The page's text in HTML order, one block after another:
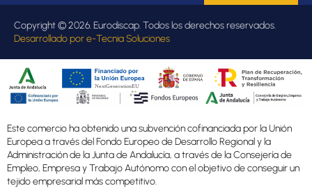
Copyright © 2026. Eurodiscap. Todos los derechos reservados.
Desarrollado pore-Tecnia Soluciones
Este comercio ha obtenido una subvención cofinanciada por la Unión
Europea a través del Fondo Europeo de Desarrollo Regional y la
Administración de la Junta de Andalucía, a través de la Consejería de
Empleo, Empresa y Trabajo Autónomo con el objetivo de conseguir un
tejido empresarial más competitivo.